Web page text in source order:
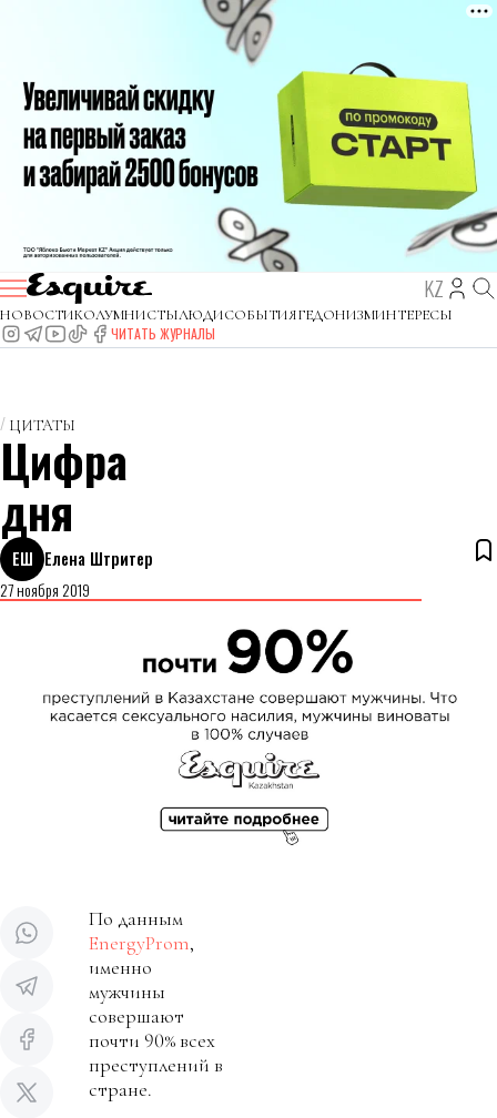
KZ
НОВОСТИКОЛУМНИСТЫЛЮДИСОБЫТИЯГЕДОНИЗМИНТЕРЕСЫ
ЧИТАТЬ ЖУРНАЛЫ
ЦИТАТЫ
Цифра
дня
ЕШ Елена Штритер
27 ноября 2019
По данным
EnergyProm,
именно
мужчины
совершают
почти 90% всех
преступлений в
стране.